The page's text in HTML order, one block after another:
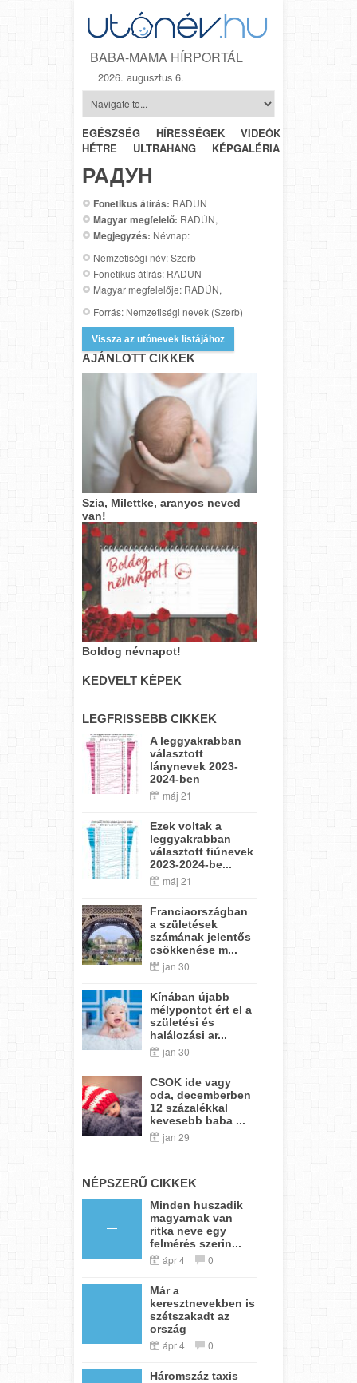
BABA-MAMA HÍRPORTÁL
2026. augusztus 6.
EGÉSZSÉG HÍRESSÉGEK VIDEÓK
HÉTRŐL-
HÉTRE
ULTRAHANG KÉPGALÉRIA
РАДУН
Fonetikus átírás: RADUN
Magyar megfelelő: RADÚN,
Megjegyzés: Névnap:
Nemzetiségi név: Szerb
Fonetikus átírás: RADUN
Magyar megfelelője: RADÚN,
Forrás: Nemzetiségi nevek (Szerb)
Vissza az utónevek listájához
AJÁNLOTT CIKKEK
Szia, Milettke, aranyos neved
van!
Boldog névnapot!
KEDVELT KÉPEK
LEGFRISSEBB CIKKEK
A leggyakrabban
választott
lánynevek 2023-
2024-ben
máj 21
Ezek voltak a
leggyakrabban
választott fiúnevek
2023-2024-be...
máj 21
Franciaországban
a születések
számának jelentős
csökkenése m...
jan 30
Kínában újabb
mélypontot ért el a
születési és
halálozási ar...
jan 30
CSOK ide vagy
oda, decemberben
12 százalékkal
kevesebb baba ...
jan 29
NÉPSZERŰ CIKKEK
Minden huszadik
magyarnak van
ritka neve egy
felmérés szerin...
ápr 4 0
Már a
keresztnevekben is
szétszakadt az
ország
ápr 4 0
Háromszáz taxis